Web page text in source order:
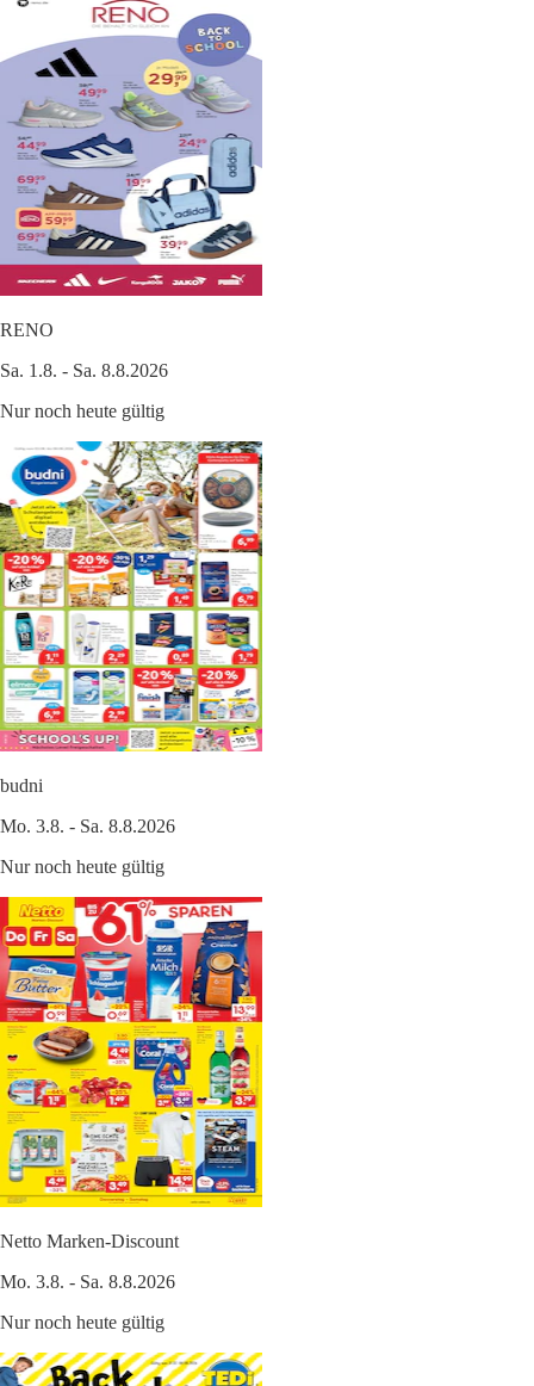
RENO
Sa. 1.8. - Sa. 8.8.2026
Nur noch heute gültig
budni
Mo. 3.8. - Sa. 8.8.2026
Nur noch heute gültig
Netto Marken-Discount
Mo. 3.8. - Sa. 8.8.2026
Nur noch heute gültig